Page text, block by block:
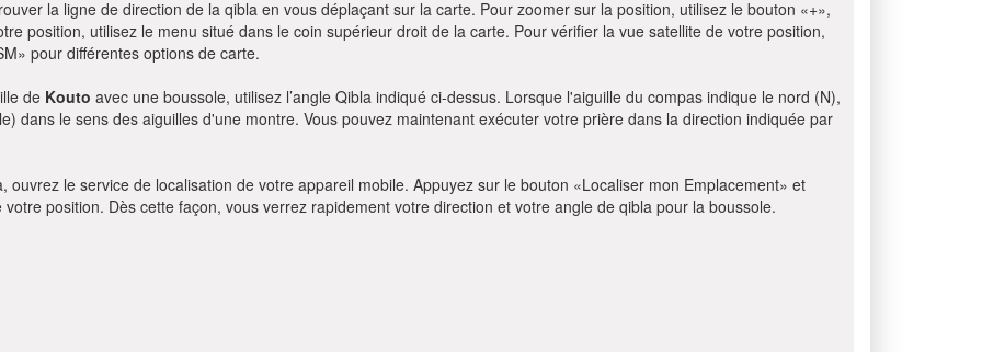
la ligne de direction de la qibla en vous déplaçant sur la carte. Pour zoomer sur la position, utilisez le bouton «+»,
position, utilisez le menu situé dans le coin supérieur droit de la carte. Pour vérifier la vue satellite de votre position,
pour différentes options de carte.
de Kouto avec une boussole, utilisez l’angle Qibla indiqué ci-dessus. Lorsque l'aiguille du compas indique le nord (N),
dans le sens des aiguilles d'une montre. Vous pouvez maintenant exécuter votre prière dans la direction indiquée par
le service de localisation de votre appareil mobile. Appuyez sur le bouton «Localiser mon Emplacement» et
position. Dès cette façon, vous verrez rapidement votre direction et votre angle de qibla pour la boussole.